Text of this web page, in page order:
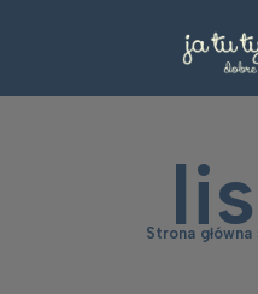
Strona główna